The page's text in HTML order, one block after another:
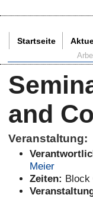
Startseite
and
Veranstaltung:
Meier
Zeiten: Block